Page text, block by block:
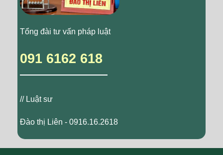
Tổng đài tư vấn pháp luật
091 6162 618
// Luật sư
Đào thị Liên - 0916.16.2618